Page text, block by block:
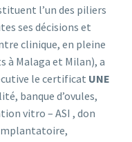
l’un des piliers
ses décisions et
clinique, en pleine
à Malaga et Milan), a
le certificat UNE
banque d’ovules,
vitro – ASI , don